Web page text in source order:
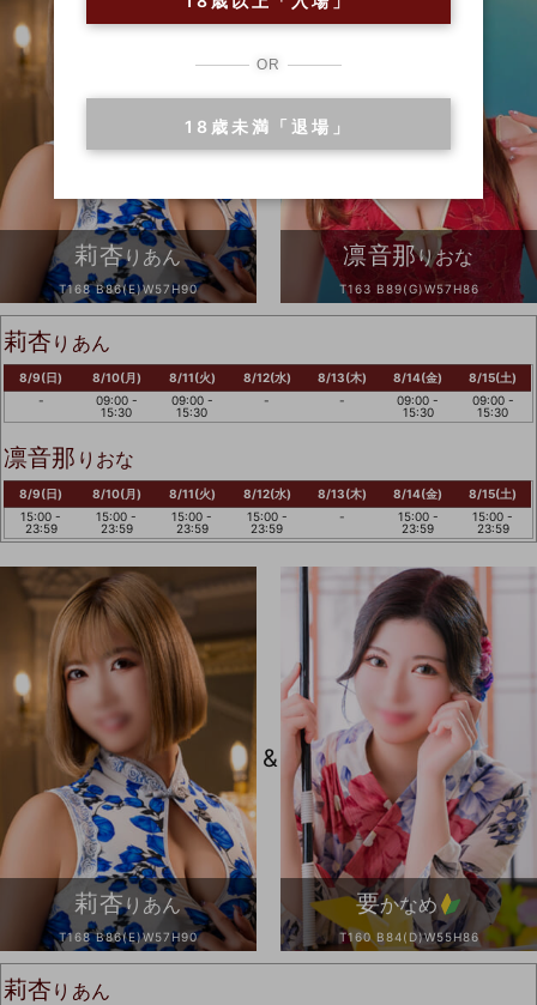
莉杏りあん
T168 B86(E)W57H90
凛音那りおな
T163 B89(G)W57H86
莉杏りあん
8/9(日)
-
8/10(月)
09:00 -
15:30
8/11(火)
09:00 -
15:30
8/12(水)
-
8/13(木)
-
8/14(金)
09:00 -
15:30
8/15(土)
09:00 -
15:30
凛音那 りおな
8/9(日)
15:00 -
23:59
8/10(月)
15:00 -
23:59
8/11(火)
15:00 -
23:59
8/12(水)
15:00 -
23:59
8/13(木)
-
8/14(金)
15:00 -
23:59
8/15(土)
15:00 -
23:59
莉杏りあん
T168 B86(E)W57H90
&
要かなめ
T160 B84(D)W55H86
莉杏りあん
OR
18歳未満「退場」